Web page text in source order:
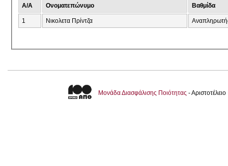
A/A Ονοματεπώνυμο Βαθμίδα
1 Νικολετα Πρίντζα
Μονάδα Διασφάλισης Ποιότητας -